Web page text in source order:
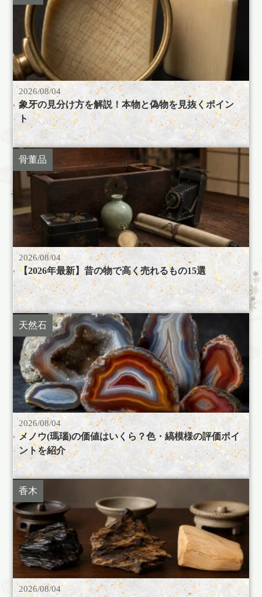
2026/08/04
象牙の見分け方を解説！本物と偽物を見抜くポイン
ト
骨董品
2026/08/04
【2026年最新】昔の物で高く売れるもの15選
天然石
2026/08/04
メノウ(瑪瑙)の価値はいくら？色・縞模様の評価ポイ
ントを紹介
香木
2026/08/04